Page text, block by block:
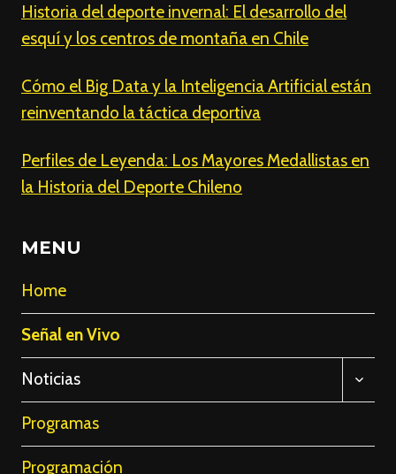
Historia del deporte invernal: El desarrollo del
esquí y los centros de montaña en Chile
Cómo el Big Data y la Inteligencia Artificial están
reinventando la táctica deportiva
Perfiles de Leyenda: Los Mayores Medallistas en
la Historia del Deporte Chileno
MENU
Home
Señal en Vivo
Noticias
HIJO
Programas
Programación